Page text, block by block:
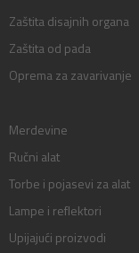
Zaštita disajnih organa
Zaštita od pada
Oprema za zavarivanje
Merdevine
Ručni alat
Torbe i pojasevi za alat
Lampe i reflektori
Upijajući proizvodi